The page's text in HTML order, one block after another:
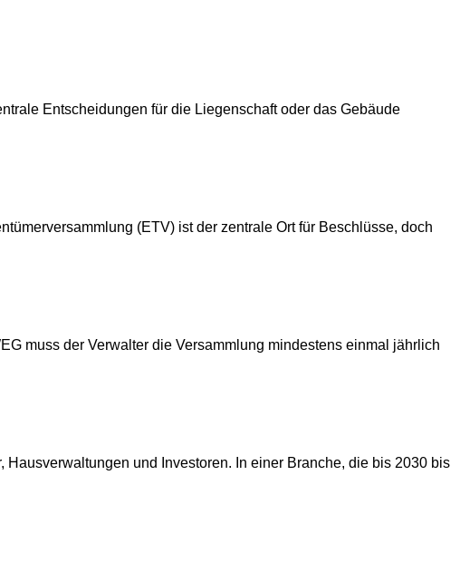
Entscheidungen für die Liegenschaft oder das Gebäude
(ETV) ist der zentrale Ort für Beschlüsse, doch
muss der Verwalter die Versammlung mindestens einmal jährlich
und Investoren. In einer Branche, die bis 2030 bis